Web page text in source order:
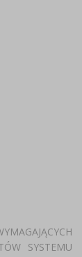
SYSTEMU